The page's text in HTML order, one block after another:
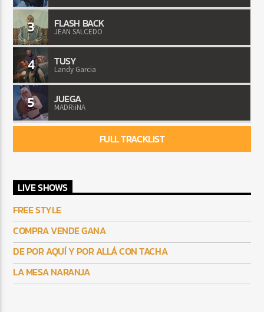
3 FLASH BACK
JEAN SALCEDO
4 TUSY
Landy Garcia
5 JUEGA
MADRiiNA
FULL TRACKLIST
LIVE SHOWS
FREE STYLE
COMPRA VENDE GANA
DE POR AQUÍ Y POR ALLÁ CON TACHA
LA MESA NARANJA